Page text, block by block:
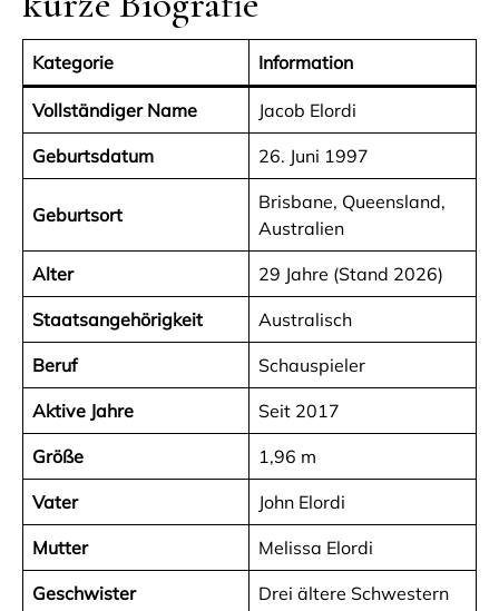
Kategorie Information
Vollständiger Name Jacob Elordi
Geburtsdatum 26. Juni 1997
Geburtsort
Brisbane, Queensland,
Australien
Alter 29 Jahre (Stand 2026)
Staatsangehörigkeit Australisch
Beruf Schauspieler
Aktive Jahre Seit 2017
Größe 1,96 m
Vater John Elordi
Mutter Melissa Elordi
Geschwister Drei ältere Schwestern